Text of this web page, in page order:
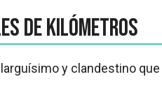
de kilómetros
y clandestino